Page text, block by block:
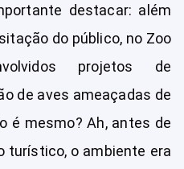
destacar: além
do público, no Zoo
projetos de
de aves ameaçadas de
é mesmo? Ah, antes de
turístico, o ambiente era